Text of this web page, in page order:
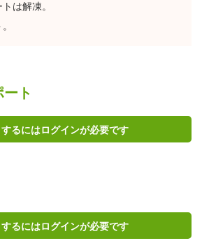
は解凍。
ト
るにはログインが必要です
るにはログインが必要です